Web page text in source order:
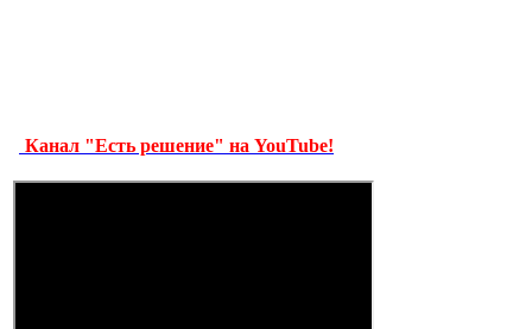
Канал "Есть решение" на YouTube!